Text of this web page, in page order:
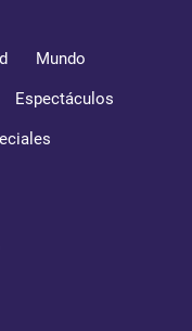
Mundo
Espectáculos